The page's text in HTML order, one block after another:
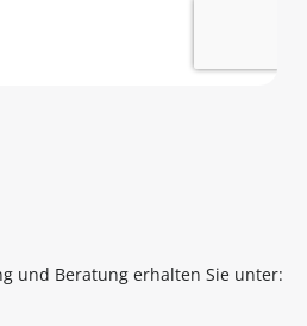
und Beratung erhalten Sie unter: